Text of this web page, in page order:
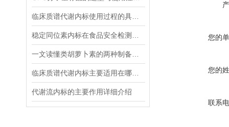
代谢流内标的主要作用详细介绍
您的
您的
联系